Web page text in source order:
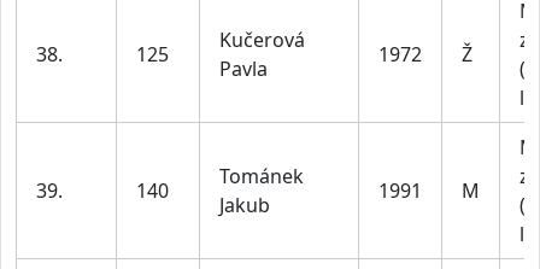
38. 125
Kučerová
Pavla
1972 Ž
39. 140
Tománek
Jakub
1991 M